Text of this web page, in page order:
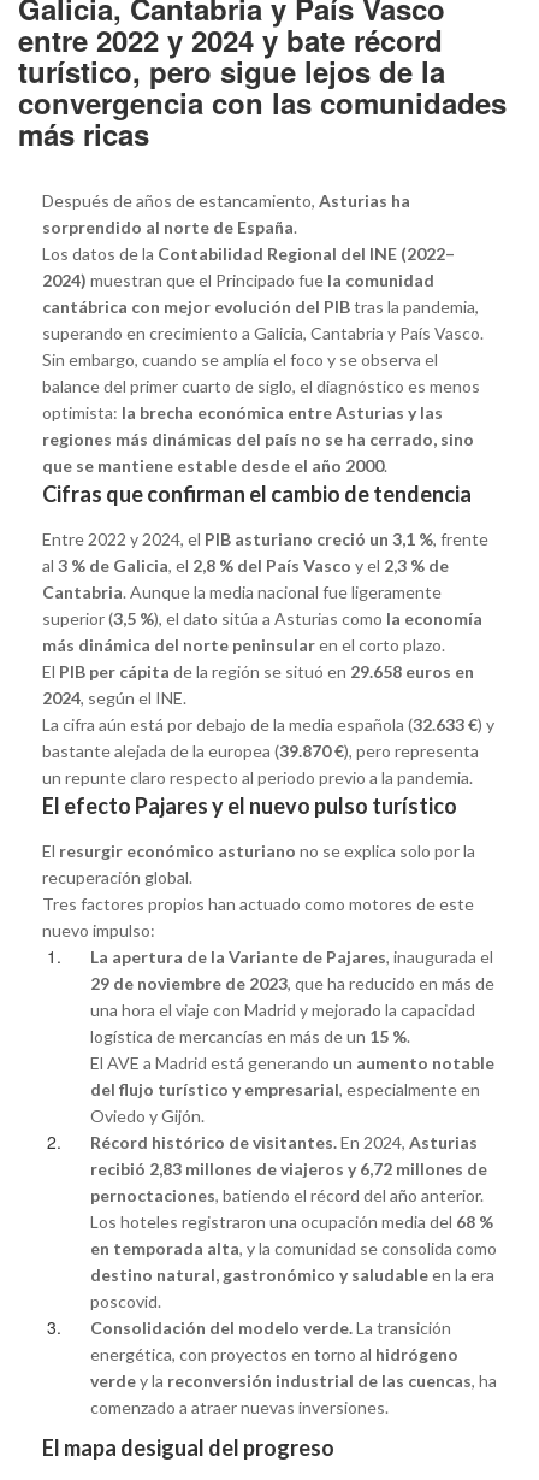
Galicia, Cantabria y País Vasco
entre 2022 y 2024 y bate récord
turístico, pero sigue lejos de la
convergencia con las comunidades
más ricas
Después de años de estancamiento, Asturias ha
sorprendido al norte de España.
Los datos de la Contabilidad Regional del INE (2022–
2024) muestran que el Principado fue la comunidad
cantábrica con mejor evolución del PIBtras la pandemia,
superando en crecimiento a Galicia, Cantabria y País Vasco.
Sin embargo, cuando se amplía el foco y se observa el
balance del primer cuarto de siglo, el diagnóstico es menos
optimista: la brecha económica entre Asturias y las
regiones más dinámicas del país no se ha cerrado, sino
que se mantiene estable desde el año 2000.
Cifras que confirman el cambio de tendencia
Entre 2022 y 2024, el PIB asturiano creció un 3,1 %, frente
al 3 % de Galicia, el 2,8 % del País Vasco y el 2,3 % de
Cantabria. Aunque la media nacional fue ligeramente
superior (3,5 %), el dato sitúa a Asturias como la economía
más dinámica del norte peninsularen el corto plazo.
El PIB per cápita de la región se situó en 29.658 euros en
2024, según el INE.
La cifra aún está por debajo de la media española (32.633 €) y
bastante alejada de la europea (39.870 €), pero representa
un repunte claro respecto al periodo previo a la pandemia.
El efecto Pajares y el nuevo pulso turístico
El resurgir económico asturiano no se explica solo por la
recuperación global.
Tres factores propios han actuado como motores de este
nuevo impulso:
La apertura de la Variante de Pajares, inaugurada el
29 de noviembre de 2023, que ha reducido en más de
una hora el viaje con Madrid y mejorado la capacidad
logística de mercancías en más de un 15 %.
El AVE a Madrid está generando un aumento notable
del flujo turístico y empresarial, especialmente en
Oviedo y Gijón.
Récord histórico de visitantes.En 2024, Asturias
recibió 2,83 millones de viajeros y 6,72 millones de
pernoctaciones, batiendo el récord del año anterior.
Los hoteles registraron una ocupación media del 68 %
en temporada alta, y la comunidad se consolida como
destino natural, gastronómico y saludableen la era
poscovid.
Consolidación del modelo verde.La transición
energética, con proyectos en torno al hidrógeno
verdey la reconversión industrial de las cuencas, ha
comenzado a atraer nuevas inversiones.
El mapa desigual del progreso